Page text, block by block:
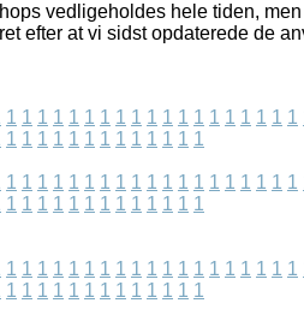
vedligeholdes hele tiden,
efter at vi sidst opdaterede de
1 1 1 1 1 1 1 1 1 1 1 1 1 1 1 1 1 1 1
1 1 1 1 1 1 1 1 1 1 1 1 1
1 1 1 1 1 1 1 1 1 1 1 1 1 1 1 1 1 1 1
1 1 1 1 1 1 1 1 1 1 1 1 1
1 1 1 1 1 1 1 1 1 1 1 1 1 1 1 1 1 1 1
1 1 1 1 1 1 1 1 1 1 1 1 1